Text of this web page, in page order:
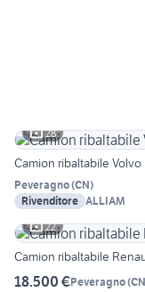
28
Camion ribaltabile
Peveragno(CN)
Rivenditore ALLIAM
22
Camion ribaltabile
18.500 €Peveragno(CN